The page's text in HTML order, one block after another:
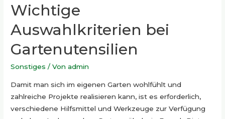
Wichtige
Auswahlkriterien bei
Gartenutensilien
Sonstiges / Vonadmin
Damit man sich im eigenen Garten wohlfühlt und
zahlreiche Projekte realisieren kann, ist es erforderlich,
verschiedene Hilfsmittel und Werkzeuge zur Verfügung